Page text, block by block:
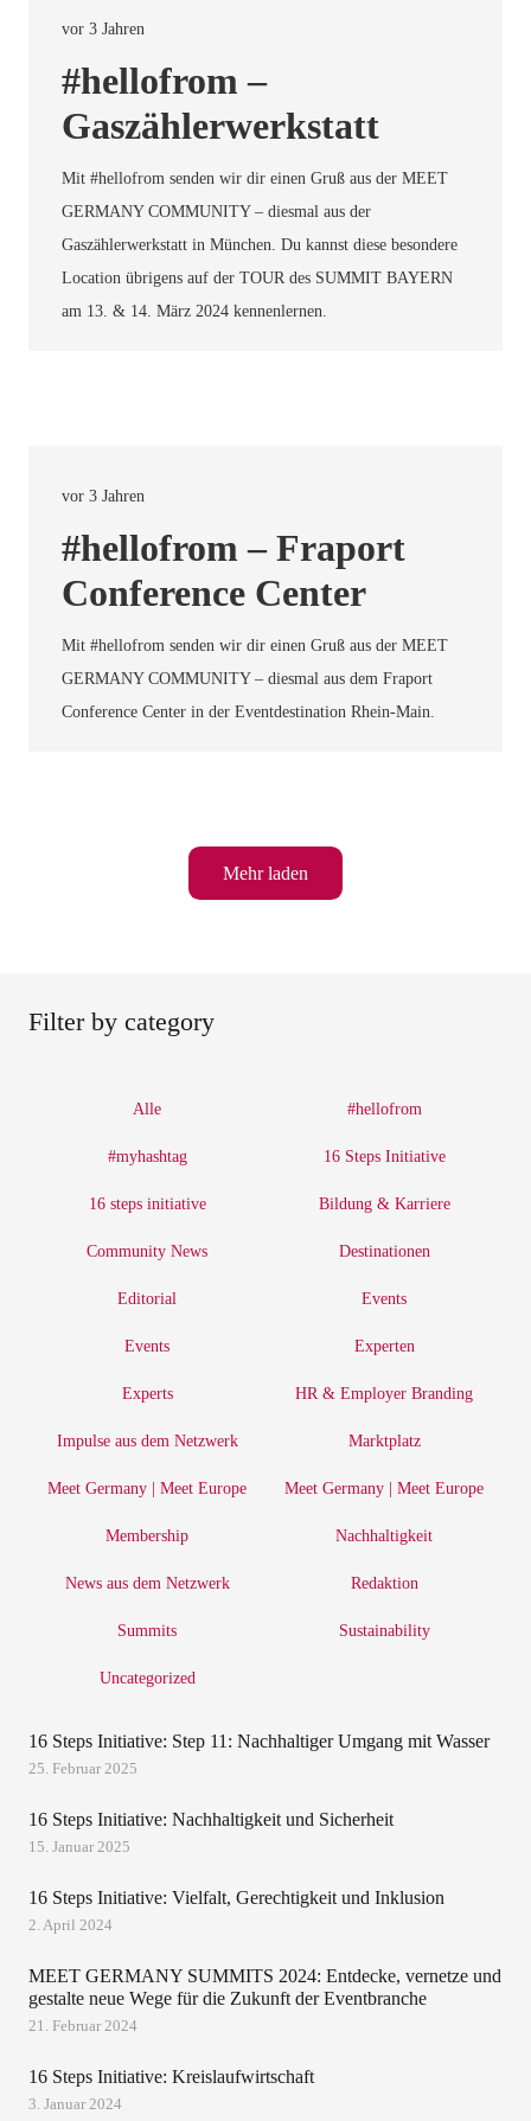
vor 3 Jahren
#hellofrom –
Gaszählerwerkstatt
Mit #hellofrom senden wir dir einen Gruß aus der MEET
GERMANY COMMUNITY – diesmal aus der
Gaszählerwerkstatt in München. Du kannst diese besondere
Location übrigens auf der TOUR des SUMMIT BAYERN
am 13. & 14. März 2024 kennenlernen.
vor 3 Jahren
#hellofrom – Fraport
Conference Center
Mit #hellofrom senden wir dir einen Gruß aus der MEET
GERMANY COMMUNITY – diesmal aus dem Fraport
Conference Center in der Eventdestination Rhein-Main.
Mehr laden
Filter by category
Alle #hellofrom
#myhashtag 16 Steps Initiative
16 steps initiative Bildung & Karriere
Community News Destinationen
Editorial Events
Events Experten
Experts HR & Employer Branding
Impulse aus dem Netzwerk Marktplatz
Meet Germany | Meet Europe Meet Germany | Meet Europe
Membership Nachhaltigkeit
News aus dem Netzwerk Redaktion
Summits Sustainability
Uncategorized
16 Steps Initiative: Step 11: Nachhaltiger Umgang mit Wasser
25. Februar 2025
16 Steps Initiative: Nachhaltigkeit und Sicherheit
15. Januar 2025
16 Steps Initiative: Vielfalt, Gerechtigkeit und Inklusion
2. April 2024
MEET GERMANY SUMMITS 2024: Entdecke, vernetze und
gestalte neue Wege für die Zukunft der Eventbranche
21. Februar 2024
16 Steps Initiative: Kreislaufwirtschaft
3. Januar 2024